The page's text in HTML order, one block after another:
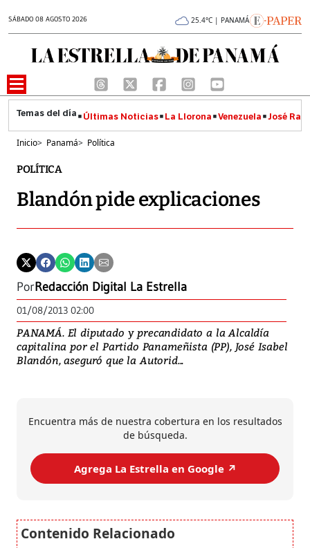
SÁBADO 08 AGOSTO 2026 25.4°C | PANAMÁ
Últimas Noticias La Llorona Venezuela José
Inicio> Panamá> Política
POLÍTICA
Blandón pide explicaciones
PorRedacción Digital La Estrella
01/08/2013 02:00
PANAMÁ. El diputado y precandidato a la Alcaldía
capitalina por el Partido Panameñista (PP), José Isabel
Blandón, aseguró que la Autorid...
Encuentra más de nuestra cobertura en los resultados
de búsqueda.
Agrega La Estrella en Google ↗️